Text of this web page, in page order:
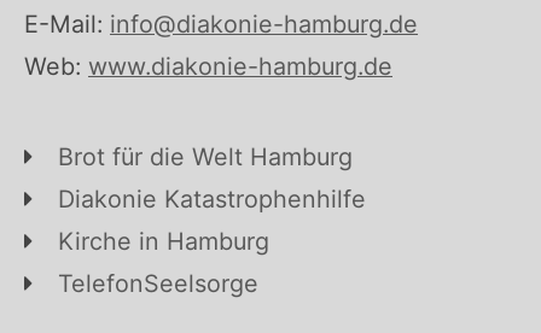
E-Mail: info@diakonie-hamburg.de
Web: www.diakonie-hamburg.de
Brot für die Welt Hamburg
Diakonie Katastrophenhilfe
Kirche in Hamburg
TelefonSeelsorge